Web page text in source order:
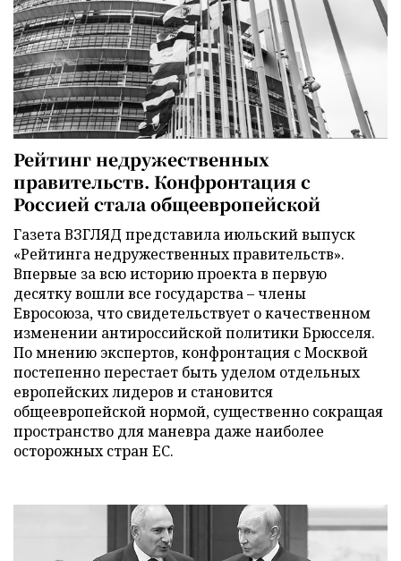
Рейтинг недружественных
правительств. Конфронтация с
Россией стала общеевропейской
Газета ВЗГЛЯД представила июльский выпуск
«Рейтинга недружественных правительств».
Впервые за всю историю проекта в первую
десятку вошли все государства – члены
Евросоюза, что свидетельствует о качественном
изменении антироссийской политики Брюсселя.
По мнению экспертов, конфронтация с Москвой
постепенно перестает быть уделом отдельных
европейских лидеров и становится
общеевропейской нормой, существенно сокращая
пространство для маневра даже наиболее
осторожных стран ЕС.